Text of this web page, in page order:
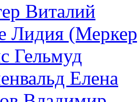
Виталий
Лидия
Гельмуд
Елена